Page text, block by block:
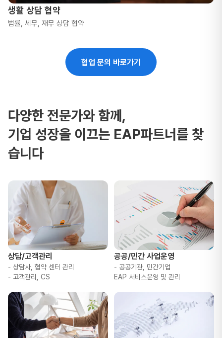
생활 상담 협약
법률, 세무, 재무 상담 협약
협업 문의 바로가기
다양한 전문가와 함께,
기업 성장을 이끄는 EAP파트너를 찾
습니다
상담/고객관리
- 상담사, 협약 센터 관리
- 고객관리, CS
공공/민간 사업운영
- 공공기관, 민간기업
EAP 서비스운영 및 관리